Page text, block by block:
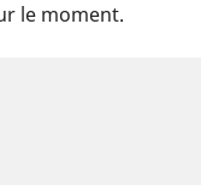
le moment.